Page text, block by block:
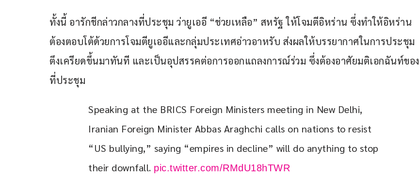
ทั้งนี้ อารักชีกล่าวกลางที่ประชุม ว่ายูเออี “ช่วยเหลือ” สหรัฐ ให้โจมตีอิหร่าน ซึ่งทำให้อิหร่าน
ต้องตอบโต้ด้วยการโจมตียูเออีและกลุ่มประเทศอ่าวอาหรับ ส่งผลให้บรรยากาศในการประชุม
ตึงเครียดขึ้นมาทันที และเป็นอุปสรรคต่อการออกแถลงการณ์ร่วม ซึ่งต้องอาศัยมติเอกฉันท์ของ
ที่ประชุม
Speaking at the BRICS Foreign Ministers meeting in New Delhi,
Iranian Foreign Minister Abbas Araghchi calls on nations to resist
“US bullying,” saying “empires in decline” will do anything to stop
their downfall. pic.twitter.com/RMdU18hTWR